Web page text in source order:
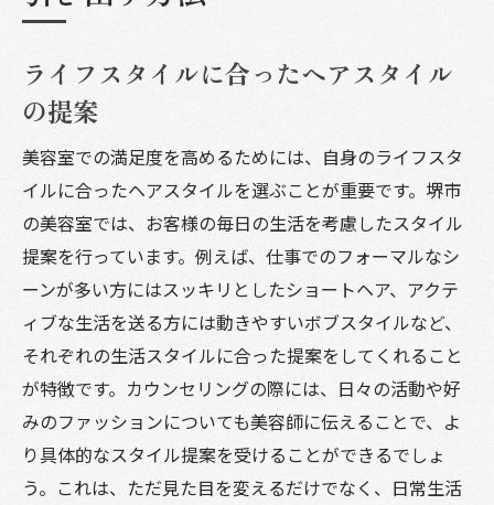
ライフスタイルに合ったヘアスタイル
の提案
美容室での満足度を高めるためには、自身のライフスタ
イルに合ったヘアスタイルを選ぶことが重要です。堺市
の美容室では、お客様の毎日の生活を考慮したスタイル
提案を行っています。例えば、仕事でのフォーマルなシ
ーンが多い方にはスッキリとしたショートヘア、アクテ
ィブな生活を送る方には動きやすいボブスタイルなど、
それぞれの生活スタイルに合った提案をしてくれること
が特徴です。カウンセリングの際には、日々の活動や好
みのファッションについても美容師に伝えることで、よ
り具体的なスタイル提案を受けることができるでしょ
う。これは、ただ見た目を変えるだけでなく、日常生活